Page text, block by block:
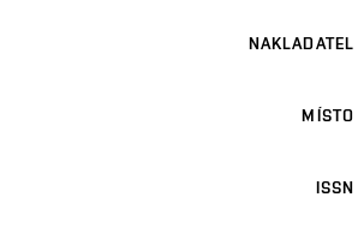
NAKLADATEL
MÍSTO
ISSN